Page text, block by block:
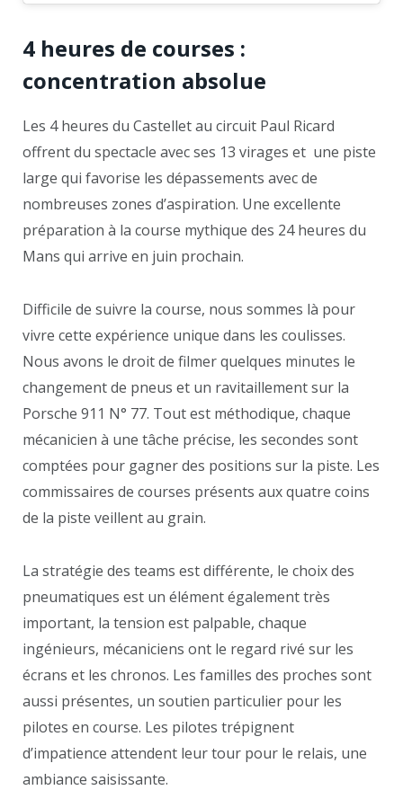
4 heures de courses :
concentration absolue
Les 4 heures du Castellet au circuit Paul Ricard
offrent du spectacle avec ses 13 virages et une piste
large qui favorise les dépassements avec de
nombreuses zones d’aspiration. Une excellente
préparation à la course mythique des 24 heures du
Mans qui arrive en juin prochain.
Difficile de suivre la course, nous sommes là pour
vivre cette expérience unique dans les coulisses.
Nous avons le droit de filmer quelques minutes le
changement de pneus et un ravitaillement sur la
Porsche 911 N° 77. Tout est méthodique, chaque
mécanicien à une tâche précise, les secondes sont
comptées pour gagner des positions sur la piste. Les
commissaires de courses présents aux quatre coins
de la piste veillent au grain.
La stratégie des teams est différente, le choix des
pneumatiques est un élément également très
important, la tension est palpable, chaque
ingénieurs, mécaniciens ont le regard rivé sur les
écrans et les chronos. Les familles des proches sont
aussi présentes, un soutien particulier pour les
pilotes en course. Les pilotes trépignent
d’impatience attendent leur tour pour le relais, une
ambiance saisissante.